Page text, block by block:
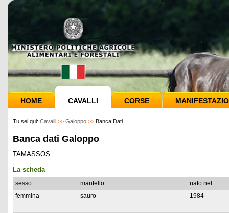
HOME CAVALLI CORSE
Tu sei qui: Cavalli >> Galoppo >> Banca Dati
Banca dati Galoppo
TAMASSOS
La scheda
sesso mantello
nato nel
femmina
sauro 1984